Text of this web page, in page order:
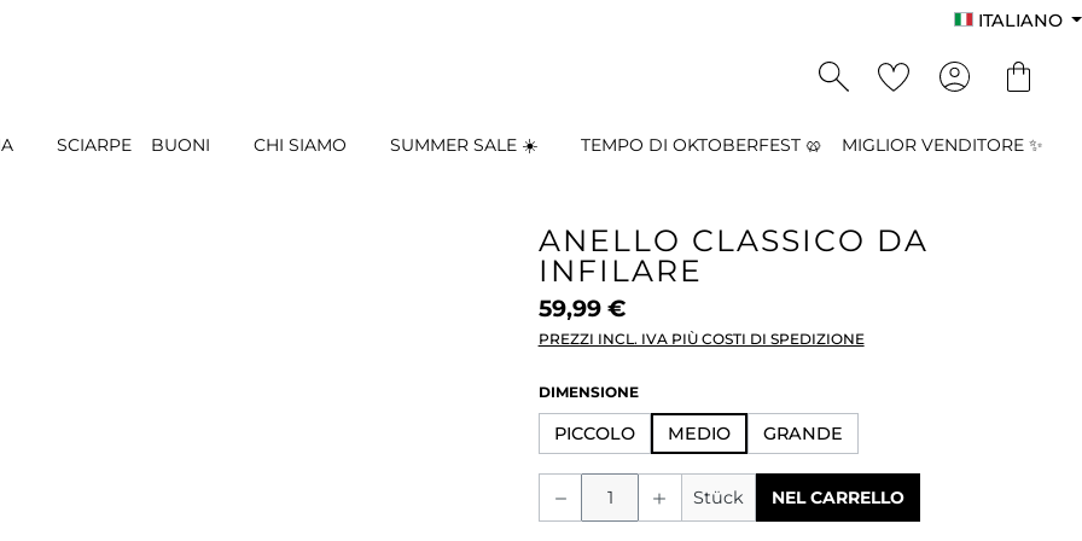
ITALIANO
SCIARPE BUONI CHI SIAMO SUMMER SALE ☀️ TEMPO DI OKTOBERFEST 🥨 MIGLIOR VENDITORE ✨
ANELLO CLASSICO DA
INFILARE
59,99 €
PREZZI INCL. IVA PIÙ COSTI DI SPEDIZIONE
SELEZIONA
DIMENSIONE
PICCOLO MEDIO GRANDE
Quantità del prodotto: inserisci la
Stück NEL CARRELLO